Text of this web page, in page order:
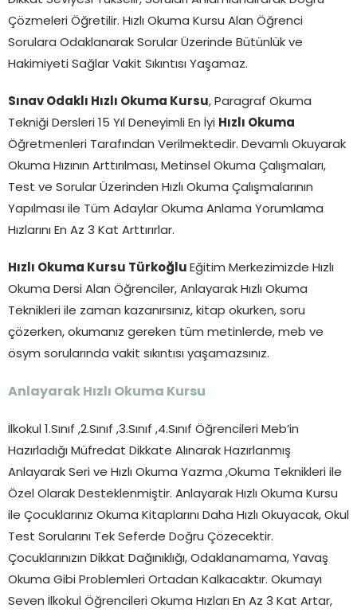
Çözmeleri Öğretilir. Hızlı Okuma Kursu Alan Öğrenci
Sorulara Odaklanarak Sorular Üzerinde Bütünlük ve
Hakimiyeti Sağlar Vakit Sıkıntısı Yaşamaz.
Sınav Odaklı Hızlı Okuma Kursu , Paragraf Okuma
Tekniği Dersleri 15 Yıl Deneyimli En İyi Hızlı Okuma
Öğretmenleri Tarafından Verilmektedir. Devamlı Okuyarak
Okuma Hızının Arttırılması, Metinsel Okuma Çalışmaları,
Test ve Sorular Üzerinden Hızlı Okuma Çalışmalarının
Yapılması ile Tüm Adaylar Okuma Anlama Yorumlama
Hızlarını En Az 3 Kat Arttırırlar.
Hızlı Okuma Kursu Türkoğlu Eğitim Merkezimizde Hızlı
Okuma Dersi Alan Öğrenciler, Anlayarak Hızlı Okuma
Teknikleri ile zaman kazanırsınız, kitap okurken, soru
çözerken, okumanız gereken tüm metinlerde, meb ve
ösym sorularında vakit sıkıntısı yaşamazsınız.
Anlayarak Hızlı Okuma Kursu
İlkokul 1.Sınıf ,2.Sınıf ,3.Sınıf ,4.Sınıf Öğrencileri Meb’in
Hazırladığı Müfredat Dikkate Alınarak Hazırlanmış
Anlayarak Seri ve Hızlı Okuma Yazma ,Okuma Teknikleri ile
Özel Olarak Desteklenmiştir. Anlayarak Hızlı Okuma Kursu
ile Çocuklarınız Okuma Kitaplarını Daha Hızlı Okuyacak, Okul
Test Sorularını Tek Seferde Doğru Çözecektir.
Çocuklarınızın Dikkat Dağınıklığı, Odaklanamama, Yavaş
Okuma Gibi Problemleri Ortadan Kalkacaktır. Okumayı
Seven İlkokul Öğrencileri Okuma Hızları En Az 3 Kat Artar,